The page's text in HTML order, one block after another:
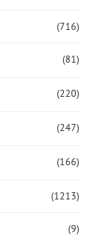
(716)
(81)
(220)
(247)
(166)
(1213)
(9)